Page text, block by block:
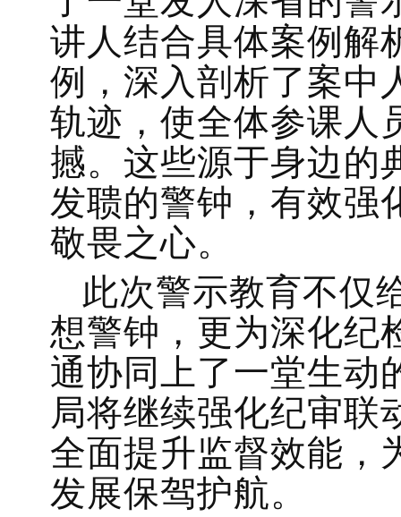
讲人结合具体案例解
例，深入剖析了案中
轨迹，使全体参课人
撼。这些源于身边的
发聩的警钟，有效强
敬畏之心。
此次警示教育不仅
想警钟，更为深化纪
通协同上了一堂生动
局将继续强化纪审联
全面提升监督效能，
发展保驾护航。